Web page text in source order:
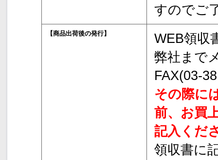
すのでご
【商品出荷後の発行】
WEB領収
弊社まで
FAX(03-
その際に
前、お買
記入くだ
領収書に